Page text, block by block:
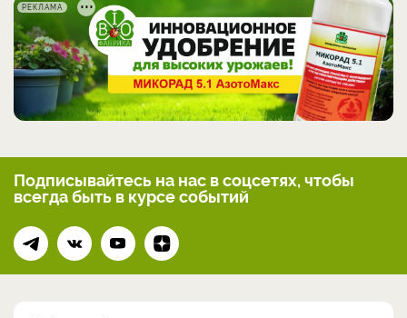
РЕКЛАМА
Подписывайтесь на нас в соцсетях, чтобы
всегдабыть в курсе событий